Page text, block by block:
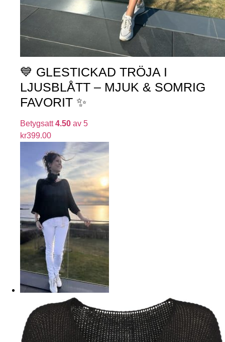
💙 GLESTICKAD TRÖJA I
LJUSBLÅTT – MJUK & SOMRIG
FAVORIT ✨
Betygsatt4.50 av 5
kr399.00